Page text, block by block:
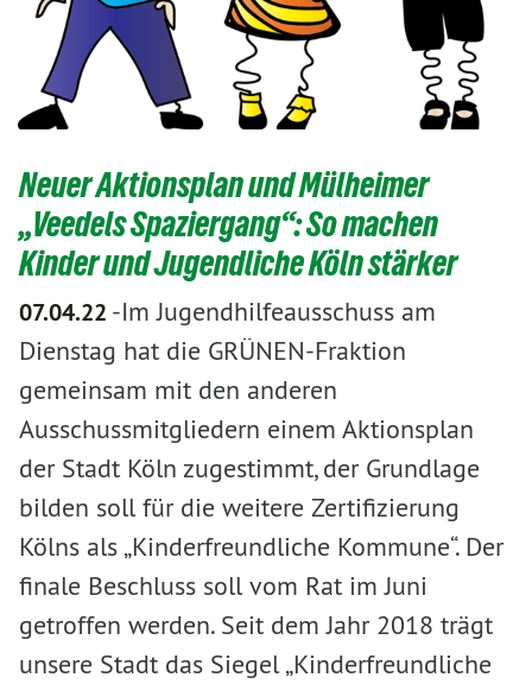
Neuer Aktionsplan und Mülheimer
„Veedels Spaziergang“: So machen
Kinder und Jugendliche Köln stärker
07.04.22 -​​​​​​​Im Jugendhilfeausschuss am
Dienstag hat die GRÜNEN-Fraktion
gemeinsam mit den anderen
Ausschussmitgliedern einem Aktionsplan
der Stadt Köln zugestimmt, der Grundlage
bilden soll für die weitere Zertifizierung
Kölns als „Kinderfreundliche Kommune“. Der
finale Beschluss soll vom Rat im Juni
getroffen werden. Seit dem Jahr 2018 trägt
unsere Stadt das Siegel „Kinderfreundliche